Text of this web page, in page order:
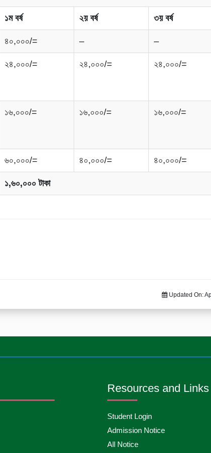
১ম বর্ষ ২য় বর্ষ ৩য় বর্ষ
৪০,০০০/= – –
২৪,০০০/= ২৪,০০০/= ২৪,০০০/=
১৬,০০০/= ১৬,০০০/= ১৬,০০০/=
৬০,০০০/= ৪০,০০০/= ৪০,০০০/=
১,৬০,০০০ টাকা
Updated On:
Resources and Links
Student Login
Admission Notice
All Notice